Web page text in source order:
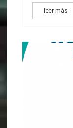
leer más